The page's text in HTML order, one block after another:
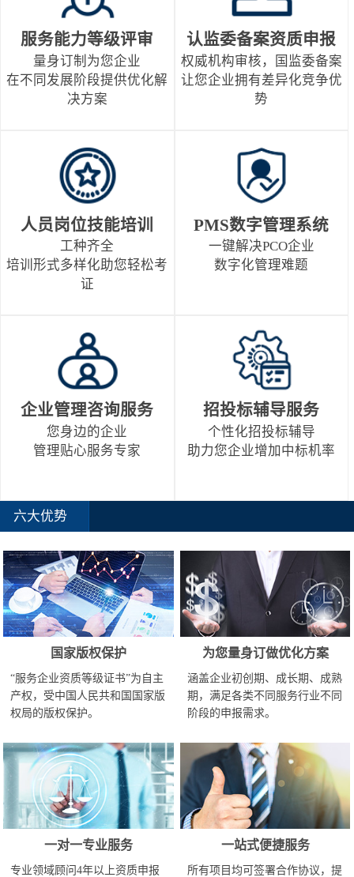
服务能力等级评审
量身订制为您企业
在不同发展阶段提供优化解
决方案
认监委备案资质申报
权威机构审核，国监委备案
让您企业拥有差异化竞争优
势
人员岗位技能培训
工种齐全
培训形式多样化助您轻松考
证
PMS数字管理系统
一键解决PCO企业
数字化管理难题
企业管理咨询服务
您身边的企业
管理贴心服务专家
招投标辅导服务
个性化招投标辅导
助力您企业增加中标机率
六大优势
国家版权保护
“服务企业资质等级证书”为自主
产权，受中国人民共和国国家版
权局的版权保护。
为您量身订做优化方案
涵盖企业初创期、成长期、成熟
期，满足各类不同服务行业不同
阶段的申报需求。
一对一专业服务
专业领域顾问4年以上资质申报
一站式便捷服务
所有项目均可签署合作协议，提